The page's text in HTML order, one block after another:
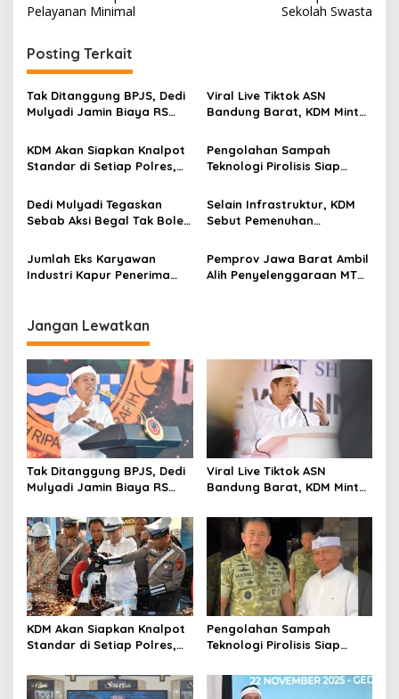
g
a
s
p
o
s
Pelayanan Minimal
Sekolah Swasta
Posting Terkait
Tak Ditanggung BPJS, Dedi
Mulyadi Jamin Biaya RS
Pemprov Jabar
Viral Live Tiktok ASN
Bandung Barat, KDM Minta
Perlu Pemberhentian
KDM Akan Siapkan Knalpot
Standar di Setiap Polres,
Tertangkap Langsung Ganti
Pengolahan Sampah
Teknologi Pirolisis Siap
Sampah Harian Jawa
Barat
Dedi Mulyadi Tegaskan
Sebab Aksi Begal Tak Boleh
Ekonomi
Selain Infrastruktur, KDM
Sebut Pemenuhan
Masyarakat Jadi Fokus
APBD Jabar 2027
Jumlah Eks Karyawan
Industri Kapur Penerima
Identifikasi
Pemprov Jawa Barat Ambil
Alih Penyelenggaraan MTQ
Jangan Lewatkan
Tak Ditanggung BPJS, Dedi
Mulyadi Jamin Biaya RS
Pemprov Jabar
Viral Live Tiktok ASN
Bandung Barat, KDM Minta
Perlu Pemberhentian
KDM Akan Siapkan Knalpot
Standar di Setiap Polres,
Tertangkap Langsung Ganti
Pengolahan Sampah
Teknologi Pirolisis Siap
Sampah Harian Jawa
Barat